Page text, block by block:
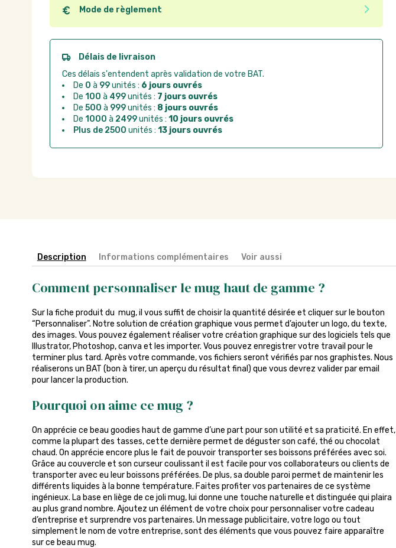
utilisation. L'origine de fabrication du produit n'entre pas dans les critères d'éco-
conception.
Mode de règlement
Quel que soit le mode de règlement, vous pouvez passer commande en ligne sur
Good Act.
Paiement CB :paiement sécurisé par carte bancaire
Virement bancaire :
règlement sur facture après la commande
Chorus Pro :règlement par mandat administratif après la commande
Délais de livraison
Ces délais s'entendent après validation de votre BAT.
De 0 à 99unités : 6 jours ouvrés
De 100 à 499unités : 7 jours ouvrés
De 500 à 999unités : 8 jours ouvrés
De 1000 à 2499unités : 10 jours ouvrés
Plus de 2500 unités : 13 jours ouvrés
Description Informations complémentaires Voir aussi
Comment personnaliser le mug haut de gamme ?
Sur la fiche produit du mug, il vous suffit de choisir la quantité désirée et cliquer sur le bouton
“Personnaliser”. Notre solution de création graphique vous permet d’ajouter un logo, du texte,
des images. Vous pouvez également réaliser votre création graphique sur des logiciels tels que
Illustrator, Photoshop, canva et les importer. Vous pouvez enregistrer votre travail pour le
terminer plus tard. Après votre commande, vos fichiers seront vérifiés par nos graphistes. Nous
réaliserons un BAT (bon à tirer, un aperçu du résultat final) que vous devrez valider par email
pour lancer la production.
Pourquoi on aime ce mug ?
On apprécie ce beau goodies haut de gamme d’une part pour son utilité et sa praticité. En effet,
comme la plupart des tasses, cette dernière permet de déguster son café, thé ou chocolat
chaud. On apprécie encore plus le fait de pouvoir transporter ses boissons préférées avec soi.
Grâce au couvercle et son curseur coulissant il est facile pour vos collaborateurs ou clients de
transporter avec eu leur boissons préférées. De plus, sa double paroi permet de maintenir les
différents liquides à la bonne température. Faites profiter vos partenaires de ce système
ingénieux. La base en liège de ce joli mug, lui donne une touche naturelle et distinguée qui plaira
au plus grand nombre. Ajoutez un élément de votre choix pour personnaliser votre cadeau
d’entreprise et surprendre vos partenaires. Un message publicitaire, votre logo ou tout
simplement le nom de votre entreprise, sont des éléments que vous pouvez faire apparaître
sur ce beau mug.